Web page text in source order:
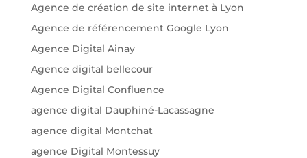
Agence de création de site internet à Lyon
Agence de référencement Google Lyon
Agence Digital Ainay
Agence digital bellecour
Agence Digital Confluence
agence digital Dauphiné-Lacassagne
agence digital Montchat
agence Digital Montessuy